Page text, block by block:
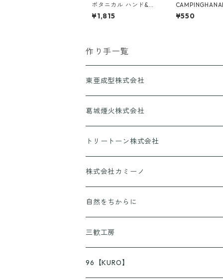
ボタニカル ハンド&マ
スクスプレー（柚子）
¥1,815
パークラー
¥550
作り手一覧
東亜成型株式会社
グリルQ
葛城煙火株式会社
CANPING HANABI
トリートーン株式会社
香りとあそぼ♪
京ころん
株式会社カミーノ
PAPLUS
自然をちからに
KUSURASHI
三歓工房
96【KURO】